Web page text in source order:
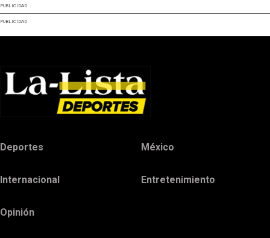
PUBLICIDAD
PUBLICIDAD
Deportes México
Internacional Entretenimiento
Opinión